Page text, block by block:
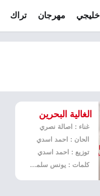
خليجي مهرجان تراك
الغالية البحرين
غناء : اصالة نصري
الحان : احمد اسدي
توزيع : احمد اسدي
كلمات : يونس سلمان